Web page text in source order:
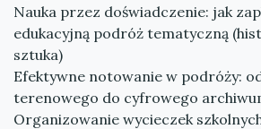
Nauka przez doświadczenie: jak
edukacyjną podróż tematyczną
sztuka)
Efektywne notowanie w podróży:
terenowego do cyfrowego
Organizowanie wycieczek